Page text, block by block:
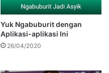
Yuk Ngabuburit dengan
Aplikasi-aplikasi Ini
26/04/2020